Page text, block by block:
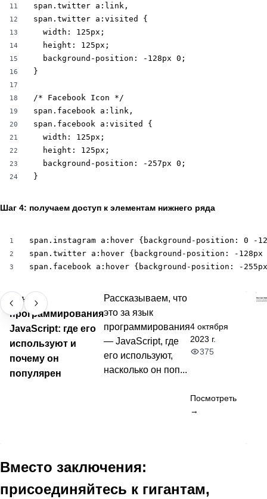
11
12
13
14
15
16
17
18
19
20
21
22
23
24
span.twitter a:link,
span.twitter a:visited {
  width: 125px;
  height: 125px;
  background-position: -128px 0;
}
/* Facebook Icon */
span.facebook a:link,
span.facebook a:visited {
  width: 125px;
  height: 125px;
  background-position: -257px 0;
}
Шаг 4: получаем доступ к элементам нижнего ряда
1
2
3
span.instagram a:hover {background-position: 0 -
span.twitter a:hover {background-position: -128px
span.facebook a:hover {background-position: -
Язык
программирования
JavaScript: где его
используют и
почему он
популярен
Рассказываем, что
это за язык
программирования
— JavaScript, где
его используют,
насколько он поп...
4 октября
2023 г.
375
Посмотреть
→
Вместо заключения:
присоединяйтесь к гигантам,